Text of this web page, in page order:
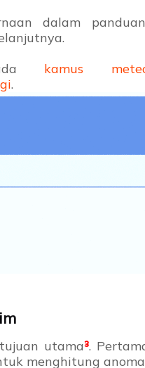
dalam
kamus
.
utama³.
menghitung